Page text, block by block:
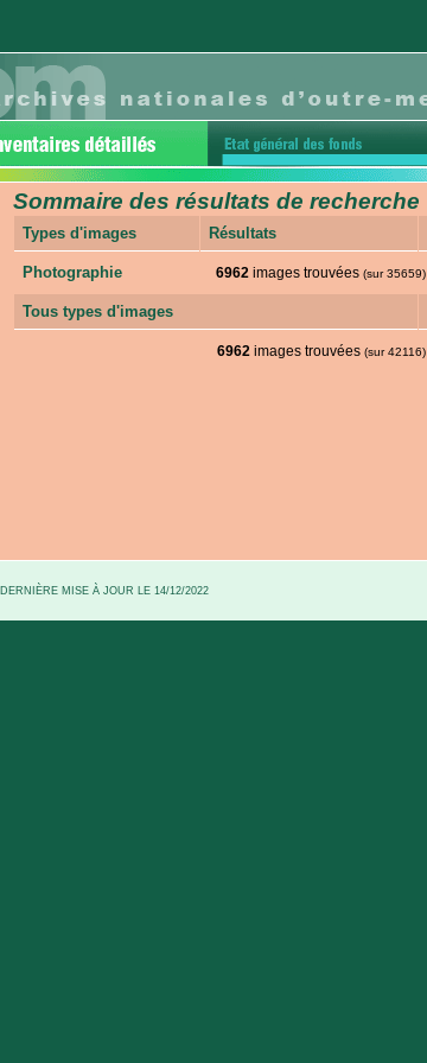
Sommaire des résultats de recherche
Types d'images Résultats
Photographie 6962 images trouvées (sur 35659)
Tous types d'images
6962 images trouvées (sur 42116)
DERNIÈRE MISE À JOUR LE 14/12/2022